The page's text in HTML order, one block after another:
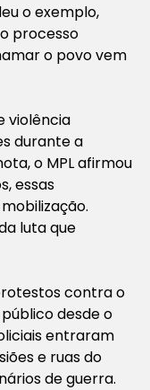
o exemplo,
processo
o povo vem
violência
durante a
o MPL afirmou
essas
luta que
contra o
desde o
entraram
e ruas do
de guerra.